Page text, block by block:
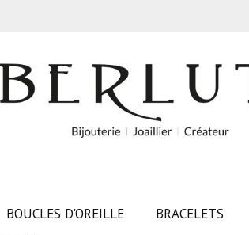
BOUCLES D'OREILLE BRACELETS